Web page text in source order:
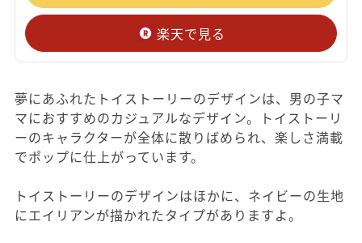
楽天で見る
夢にあふれたトイストーリーのデザインは、男の子マ
マにおすすめのカジュアルなデザイン。トイストーリ
ーのキャラクターが全体に散りばめられ、楽しさ満載
でポップに仕上がっています。
トイストーリーのデザインはほかに、ネイビーの生地
にエイリアンが描かれたタイプがありますよ。